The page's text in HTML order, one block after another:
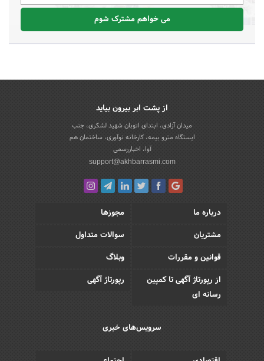
می خواهم مشترک شوم
از پشت ابر بیرون بیاید
میدان آزادی، ابتدای اتوبان شهید لشکری، جنب
ایستگاه مترو بیمه، کارخانه نوآوری، ساختمان هم
آوا، اخباررسمی
support@akhbarrasmi.com
درباره ما
مجوزها
مشتریان
سوالات متداول
قوانین و مقررات
وبلاگ
از رپورتاژ آگهی تا کمپین
رسانه ای
رپورتاژ آگهی
سرویس‌های خبری